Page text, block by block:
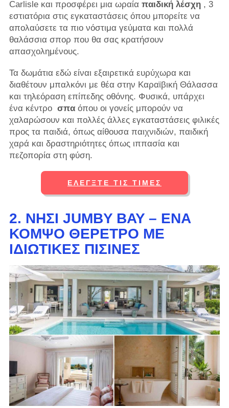
Carlisle και προσφέρει μια ωραία παιδική λέσχη, 3
εστιατόρια στις εγκαταστάσεις όπου μπορείτε να
απολαύσετε τα πιο νόστιμα γεύματα και πολλά
θαλάσσια σπορ που θα σας κρατήσουν
απασχολημένους.
Τα δωμάτια εδώ είναι εξαιρετικά ευρύχωρα και
διαθέτουν μπαλκόνι με θέα στην Καραϊβική Θάλασσα
και τηλεόραση επίπεδης οθόνης. Φυσικά, υπάρχει
ένα κέντρο σπαόπου οι γονείς μπορούν να
χαλαρώσουν και πολλές άλλες εγκαταστάσεις φιλικές
προς τα παιδιά, όπως αίθουσα παιχνιδιών, παιδική
χαρά και δραστηριότητες όπως ιππασία και
πεζοπορία στη φύση.
ΕΛΈΓΞΤΕ ΤΙΣ ΤΙΜΈΣ
2. ΝΗΣΊ JUMBY BAY – ΈΝΑ
ΚΟΜΨΌ ΘΈΡΕΤΡΟ ΜΕ
ΙΔΙΩΤΙΚΈΣ ΠΙΣΊΝΕΣ